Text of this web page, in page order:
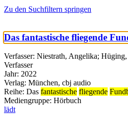
Zu den Suchfiltern springen
Das fantastische fliegende
Verfasser: Niestrath, Angelika; Hüging,
Verfasser
Jahr: 2022
Verlag: München, cbj audio
Reihe: Das fantastische fliegende
Mediengruppe: Hörbuch
lädt